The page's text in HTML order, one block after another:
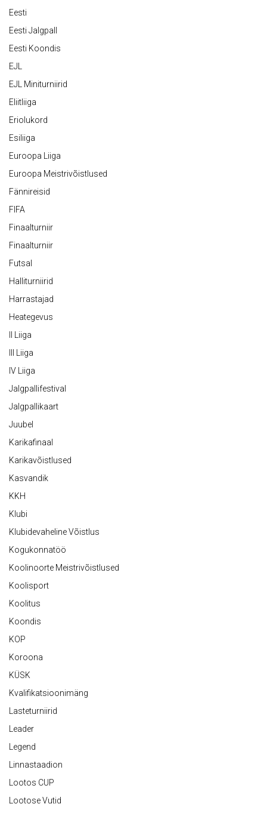
Eesti
Eesti Jalgpall
Eesti Koondis
EJL
EJL Miniturniirid
Eliitliiga
Eriolukord
Esiliiga
Euroopa Liiga
Euroopa Meistrivõistlused
Fännireisid
FIFA
Finaalturniir
Finaalturniir
Futsal
Halliturniirid
Harrastajad
Heategevus
II Liiga
III Liiga
IV Liiga
Jalgpallifestival
Jalgpallikaart
Juubel
Karikafinaal
Karikavõistlused
Kasvandik
KKH
Klubi
Klubidevaheline Võistlus
Kogukonnatöö
Koolinoorte Meistrivõistlused
Koolisport
Koolitus
Koondis
KOP
Koroona
KÜSK
Kvalifikatsioonimäng
Lasteturniirid
Leader
Legend
Linnastaadion
Lootos CUP
Lootose Vutid